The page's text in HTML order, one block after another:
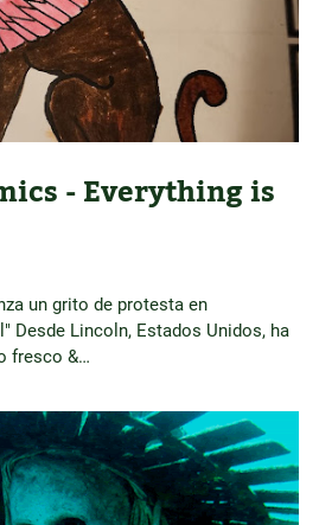
- Everything is
un grito de protesta en
Desde Lincoln, Estados Unidos, ha
fresco &…